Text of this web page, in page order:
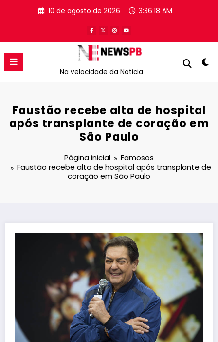
10 de agosto de 2026 3:36:18 AM
Na velocidade da Noticia
Faustão recebe alta de hospital
após transplante de coração em
São Paulo
Página inicial
Famosos
Faustão recebe alta de hospital após transplante de
coração em São Paulo